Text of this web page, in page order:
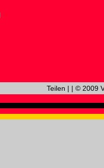
Teilen | | © 2009